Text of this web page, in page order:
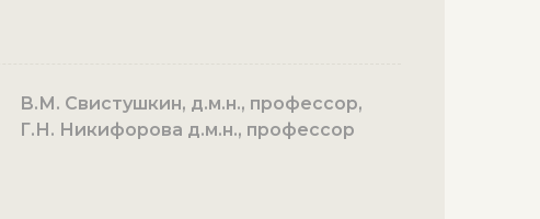
В.М. Свистушкин, д.м.н., профессор,
Г.Н. Никифорова д.м.н., профессор